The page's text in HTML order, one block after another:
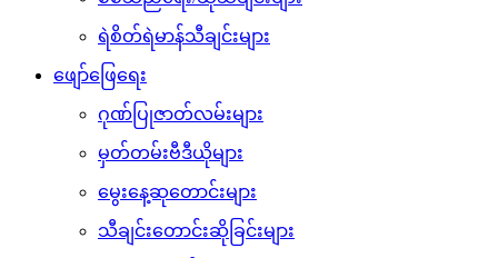
ရဲစိတ်ရဲမာန်သီချင်းများ
ဖျော်ဖြေရေး
ဂုဏ်ပြုဇာတ်လမ်းများ
မှတ်တမ်းဗီဒီယိုများ
မွေးနေ့ဆုတောင်းများ
သီချင်းတောင်းဆိုခြင်းများ